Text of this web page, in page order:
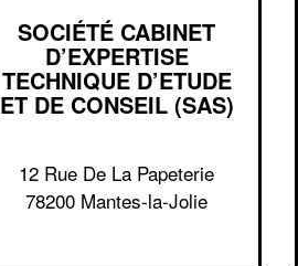
SOCIÉTÉ CABINET
D’EXPERTISE
TECHNIQUE D’ETUDE
ET DE CONSEIL (SAS)
12 Rue De La Papeterie
78200 Mantes-la-Jolie